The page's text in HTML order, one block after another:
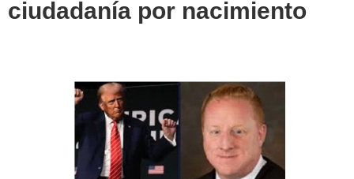
ciudadanía por nacimiento